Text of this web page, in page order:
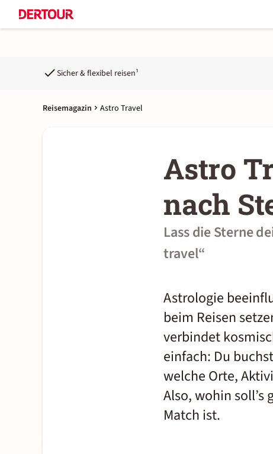
Sicher & flexibel reisen¹
Reisemagazin Astro Travel
Astro
nach
Lass die Sterne
travel“
Astrologie
beim Reisen
verbindet
einfach: Du
welche Orte,
Also, wohin
Match ist.